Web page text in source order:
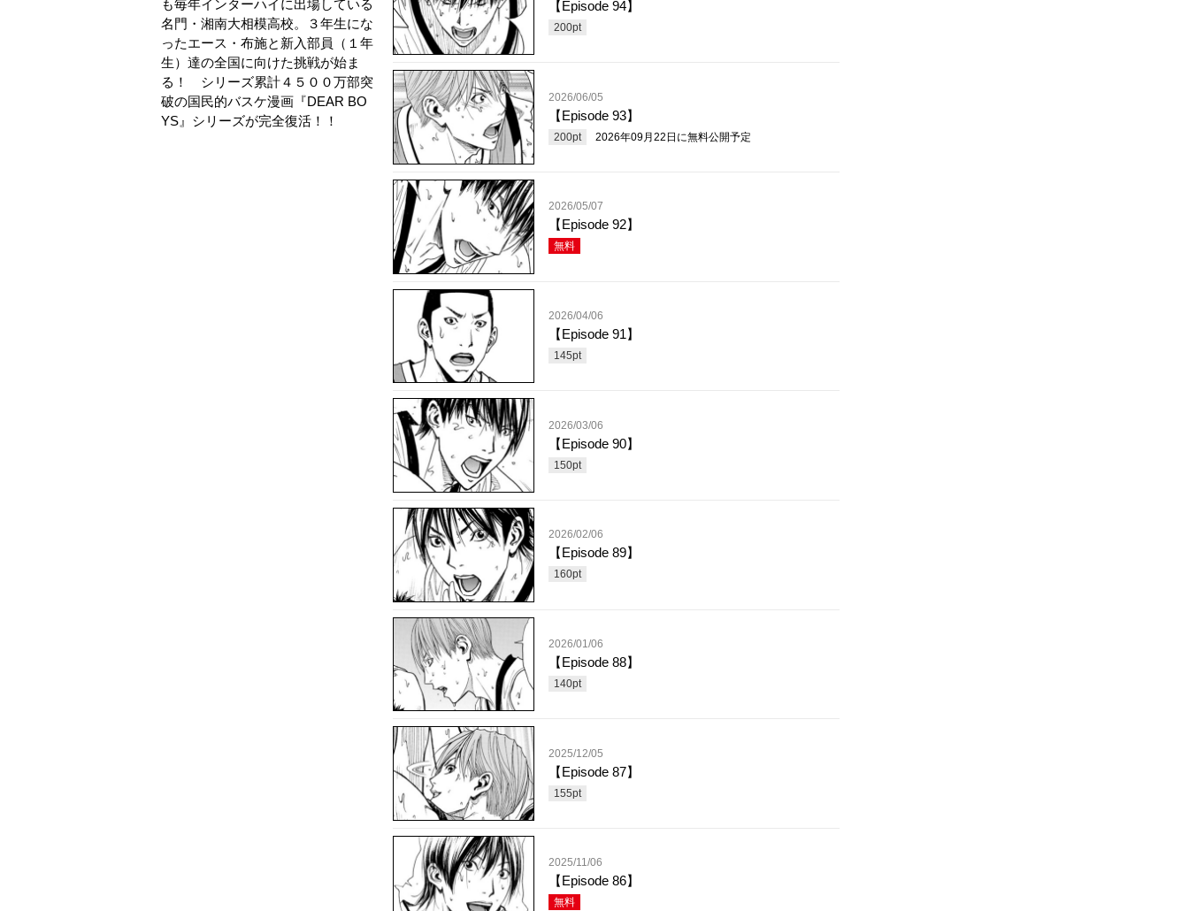
も毎年インターハイに出場している
名門・湘南大相模高校。３年生にな
ったエース・布施と新入部員（１年
生）達の全国に向けた挑戦が始ま
る！ シリーズ累計４５００万部突
破の国民的バスケ漫画『DEAR BO
YS』シリーズが完全復活！！
【Episode 94】
200pt
2026/06/05
【Episode 93】
200pt 2026年09月22日 に無料公開予定
2026/05/07
【Episode 92】
無料
2026/04/06
【Episode 91】
145pt
2026/03/06
【Episode 90】
150pt
2026/02/06
【Episode 89】
160pt
2026/01/06
【Episode 88】
140pt
2025/12/05
【Episode 87】
155pt
2025/11/06
【Episode 86】
無料